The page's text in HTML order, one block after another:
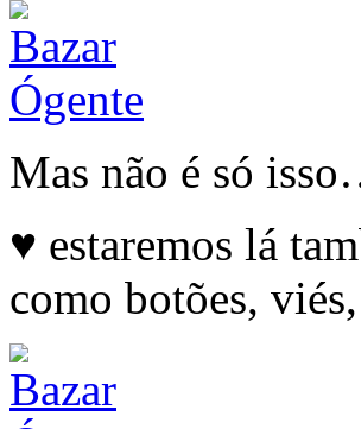
Mas não é só
♥ estaremos lá
como botões,